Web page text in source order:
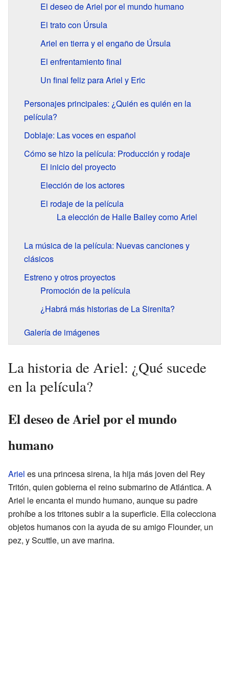
El deseo de Ariel por el mundo humano
El trato con Úrsula
Ariel en tierra y el engaño de Úrsula
El enfrentamiento final
Un final feliz para Ariel y Eric
Personajes principales: ¿Quién es quién en la
película?
Doblaje: Las voces en español
Cómo se hizo la película: Producción y rodaje
El inicio del proyecto
Elección de los actores
El rodaje de la película
La elección de Halle Bailey como Ariel
La música de la película: Nuevas canciones y
clásicos
Estreno y otros proyectos
Promoción de la película
¿Habrá más historias de La Sirenita?
Galería de imágenes
La historia de Ariel: ¿Qué sucede
en la película?
El deseo de Ariel por el mundo
humano
Ariel es una princesa sirena, la hija más joven del Rey
Tritón, quien gobierna el reino submarino de Atlántica. A
Ariel le encanta el mundo humano, aunque su padre
prohíbe a los tritones subir a la superficie. Ella colecciona
objetos humanos con la ayuda de su amigo Flounder, un
pez, y Scuttle, un ave marina.